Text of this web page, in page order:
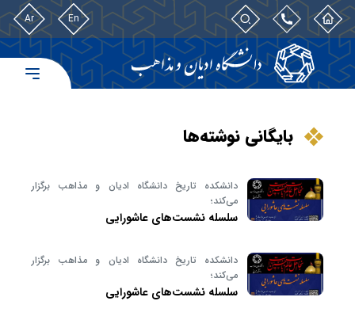
En
Ar
بایگانی نوشته‌ها
دانشکده تاریخ دانشگاه ادیان و مذاهب برگزار
می‌کند؛
سلسله نشست‌های عاشورایی
دانشکده تاریخ دانشگاه ادیان و مذاهب برگزار
می‌کند؛
سلسله نشست‌های عاشورایی